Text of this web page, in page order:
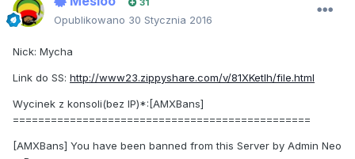
31
Opublikowano 30 Stycznia 2016
Nick: Mycha
Link do SS: http://www23.zippyshare.com/v/81XKetIh/file.html
Wycinek z konsoli(bez IP)*:[AMXBans]
===============================================
[AMXBans] You have been banned from this Server by Admin Neo